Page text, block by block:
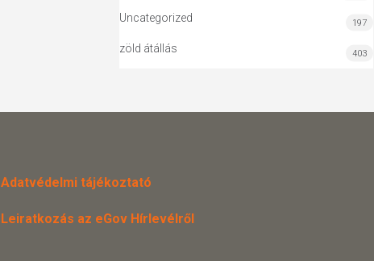
Uncategorized 197
zöld átállás 403
Adatvédelmi tájékoztató
Leiratkozás az eGov Hírlevélről